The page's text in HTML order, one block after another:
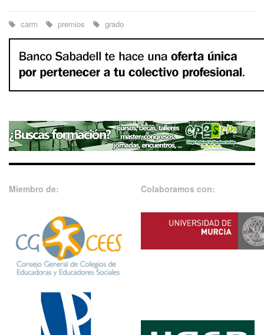
carm premios grado
Miembro de: Colaboramos con: